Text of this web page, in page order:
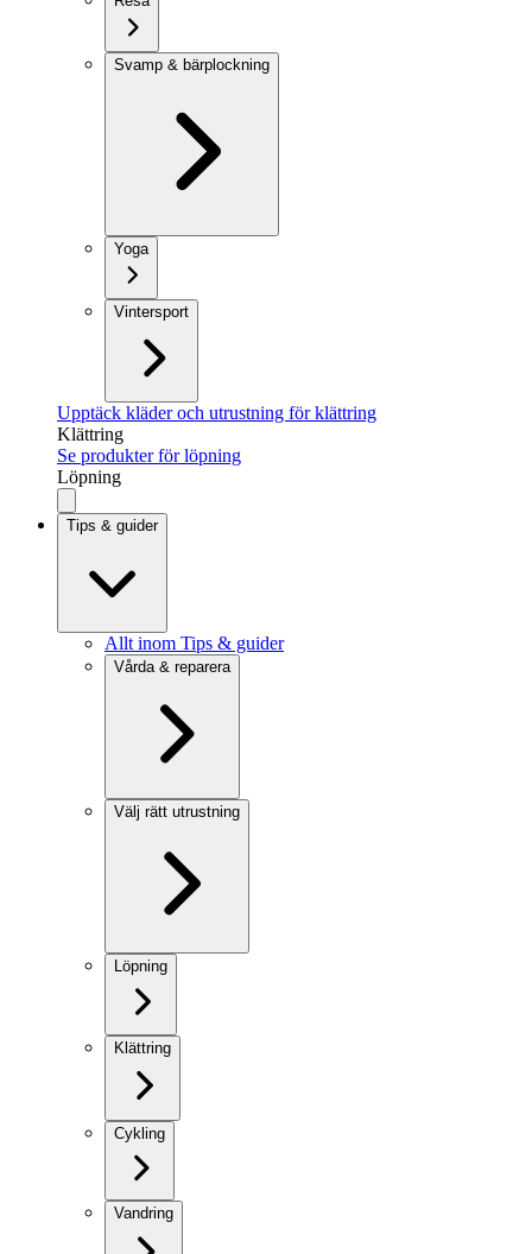
Svamp & bärplockning
Yoga
Vintersport
Upptäck kläder och utrustning för klättring
Klättring
Se produkter för löpning
Löpning
Tips & guider
Allt inom Tips & guider
Vårda & reparera
Välj rätt utrustning
Löpning
Klättring
Cykling
Vandring